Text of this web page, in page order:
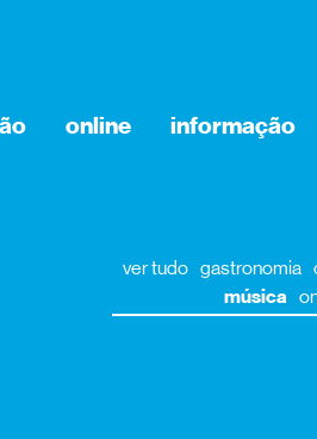
online informação
ver tudo gastronomia
música